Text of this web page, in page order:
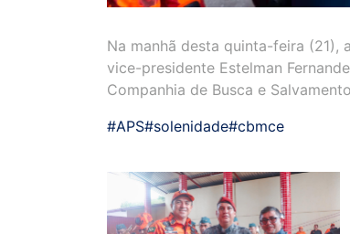
Na manhã desta quinta-feira (21),
vice-presidente Estelman
Companhia de Busca e
#APS#solenidade#cbmce